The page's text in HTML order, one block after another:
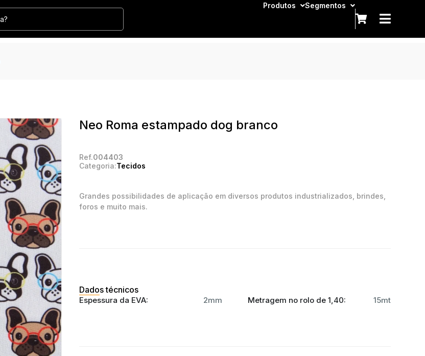
Produtos Segmentos
Neo Roma estampado dog branco
Ref.004403
Categoria:Tecidos
Grandes possibilidades de aplicação em diversos produtos industrializados, brindes,
foros e muito mais.
Dados técnicos
Espessura da EVA: 2mm Metragem no rolo de 1,40: 15mt